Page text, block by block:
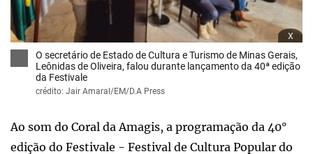
x
O secretário de Estado de Cultura e Turismo de Minas Gerais,
Leônidas de Oliveira, falou durante lançamento da 40ª edição
da Festivale
crédito: Jair Amaral/EM/D.A Press
Ao som do Coral da Amagis, a programação da 40°
edição do Festivale - Festival de Cultura Popular do